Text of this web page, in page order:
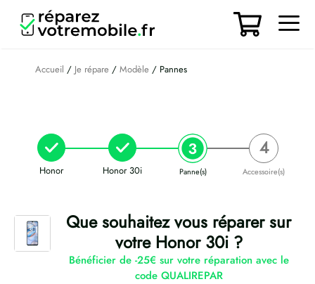
contenu
Accueil / Je répare / Modèle / Pannes
Honor Honor 30i Panne(s) Accessoire(s)
Que souhaitez vous réparer sur
votre Honor 30i ?
Bénéficier de -25€ sur votre réparation avec le
code QUALIREPAR